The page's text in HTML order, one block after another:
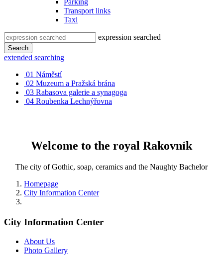
Parking
Transport links
Taxi
expression searched
Search
extended searching
01 Náměstí
02 Muzeum a Pražská brána
03 Rabasova galerie a synagoga
04 Roubenka Lechnýřovna
Welcome to the royal Rakovník
The city of Gothic, soap, ceramics and the Naughty Bachelor
Homepage
City Information Center
City Information Center
About Us
Photo Gallery